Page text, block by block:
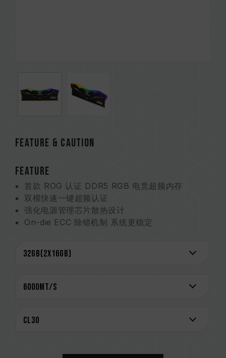
Feature & CAUTION
FEATURE
首款 ROG 认证 DDR5 RGB 电竞超频内存
双模快速一键超频认证
强化电源管理芯片散热设计
On-die ECC 除错机制 系统更稳定
支持 ASUS Aura Sync 软件与主板灯光效果同
终身质保
专利 IC 分级验证技术 确保适用性及耐用度